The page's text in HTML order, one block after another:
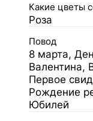
Какие цветы
Роза
Повод
8 марта,
Валентина,
Первое
Рождение
Юбилей